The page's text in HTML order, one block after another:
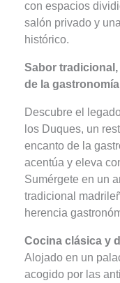
con espacios
salón privado y
histórico.
Sabor
de la
Descubre el
los Duques, un
encanto de la
acentúa y eleva
Sumérgete en un
tradicional
herencia
Cocina clásica y
Alojado en un
acogido por las